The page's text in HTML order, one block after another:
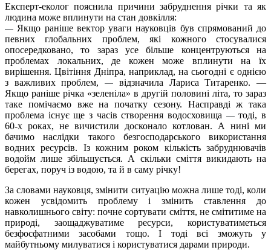
Експерт-еколог пояснила причини забруднення річки та як
людина може вплинути на стан довкілля:
— Якщо раніше вектор уваги науковців був спрямований до
певних глобальних проблем, які кожного стосувалися
опосередковано, то зараз усе більше концентруються на
проблемах локальних, де кожен може вплинути на їх
вирішення. Цвітіння Дніпра, наприклад, на сьогодні є однією
з важливих проблем,— відзначила Лариса Титаренко. —
Якщо раніше річка «зеленіла» в другій половині літа, то зараз
таке помічаємо вже на початку сезону. Насправді ж така
проблема існує ще з часів створення водосховища —тоді, в
60-х роках, не вичистили досконало котлован. А нині ми
бачимо наслідки такого безгосподарського використання
водних ресурсів. Із кожним роком кількість забруднювачів
водойм лише збільшується. А скільки сміття викидають на
берегах, поруч із водою, та й в саму річку!
За словами науковця, змінити ситуацію можна лише тоді, коли
кожен усвідомить проблему і змінить ставлення до
навколишнього світу: почне сортувати сміття, не смітитиме на
природі, заощаджуватиме ресурси, користуватиметься
безфосфатними засобами тощо. І тоді всі зможуть у
майбутньому милуватися і користуватися дарами природи.